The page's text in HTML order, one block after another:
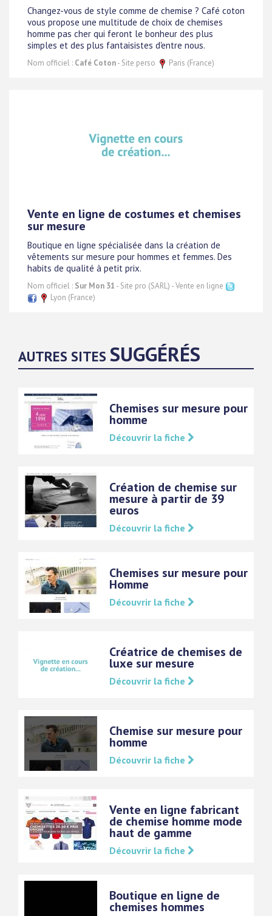
Changez-vous de style comme de chemise ? Café coton
vous propose une multitude de choix de chemises
homme pas cher qui feront le bonheur des plus
simples et des plus fantaisistes d'entre nous.
Nom officiel : Café Coton- Site perso Paris (France)
Vente en ligne de costumes et chemises
sur mesure
Boutique en ligne spécialisée dans la création de
vêtements sur mesure pour hommes et femmes. Des
habits de qualité à petit prix.
Nom officiel : Sur Mon 31 - Site pro (SARL) - Vente en ligne
Lyon (France)
AUTRES SITES SUGGÉRÉS
Chemises sur mesure pour
homme
Découvrir la fiche
Création de chemise sur
mesure à partir de 39
euros
Découvrir la fiche
Chemises sur mesure pour
Homme
Découvrir la fiche
Créatrice de chemises de
luxe sur mesure
Découvrir la fiche
Chemise sur mesure pour
homme
Découvrir la fiche
Vente en ligne fabricant
de chemise homme mode
haut de gamme
Découvrir la fiche
Boutique en ligne de
chemises hommes